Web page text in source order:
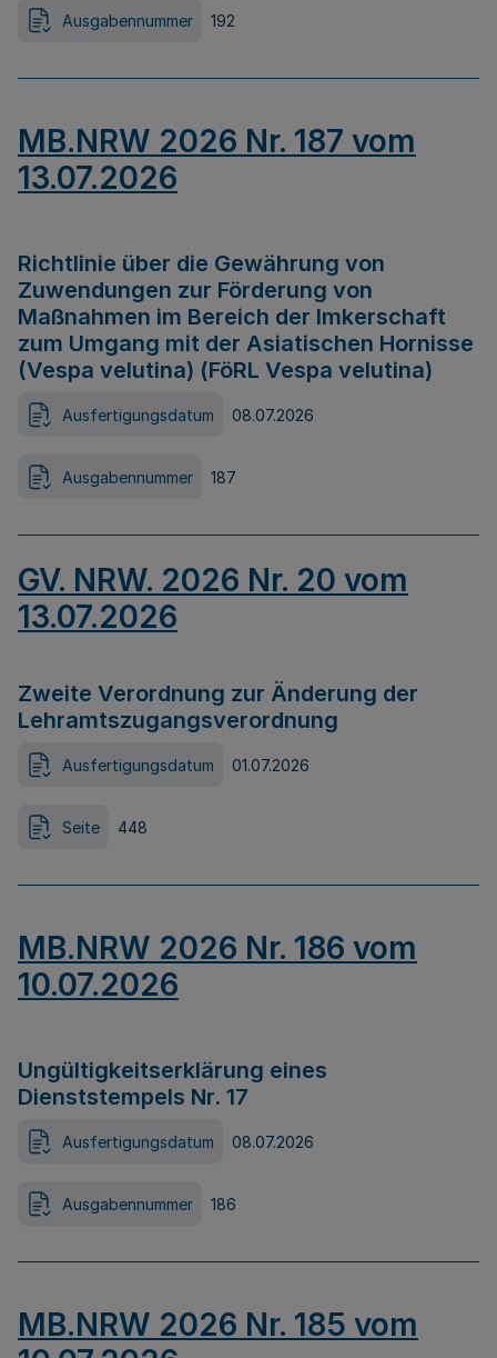
Ausgabennummer 192
MB.NRW 2026 Nr. 187 vom
13.07.2026
Richtlinie über die Gewährung von
Zuwendungen zur Förderung von
Maßnahmen im Bereich der Imkerschaft
zum Umgang mit der Asiatischen Hornisse
(Vespa velutina) (FöRL Vespa velutina)
Ausfertigungsdatum 08.07.2026
Ausgabennummer 187
GV. NRW. 2026 Nr. 20 vom
13.07.2026
Zweite Verordnung zur Änderung der
Lehramtszugangsverordnung
Ausfertigungsdatum 01.07.2026
Seite 448
MB.NRW 2026 Nr. 186 vom
10.07.2026
Ungültigkeitserklärung eines
Dienststempels Nr. 17
Ausfertigungsdatum 08.07.2026
Ausgabennummer 186
MB.NRW 2026 Nr. 185 vom